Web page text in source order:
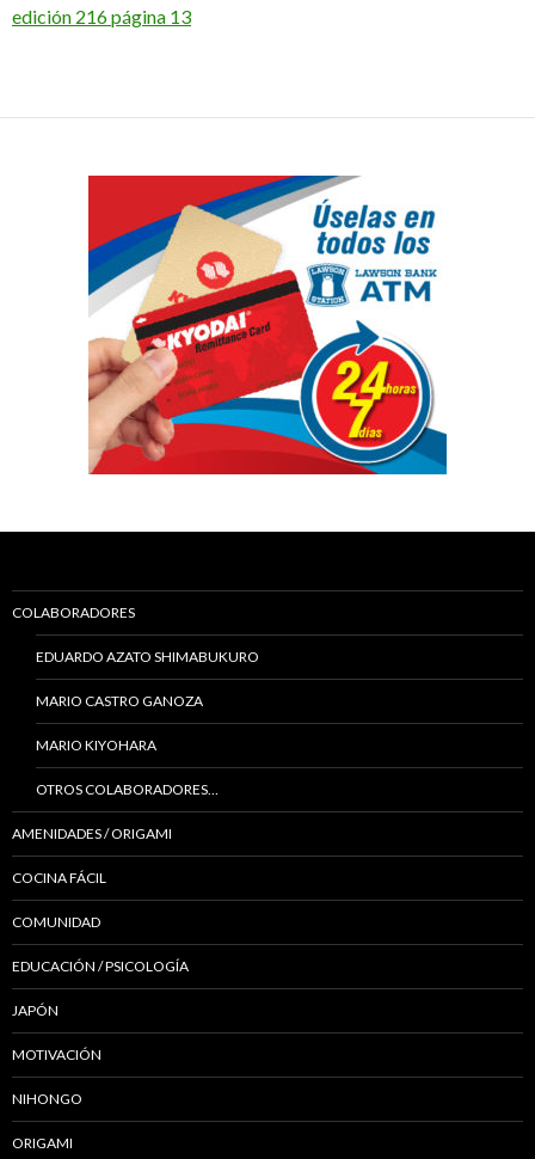
edición 216 página 13
COLABORADORES
EDUARDO AZATO SHIMABUKURO
MARIO CASTRO GANOZA
MARIO KIYOHARA
OTROS COLABORADORES…
AMENIDADES / ORIGAMI
COCINA FÁCIL
COMUNIDAD
EDUCACIÓN / PSICOLOGÍA
JAPÓN
MOTIVACIÓN
NIHONGO
ORIGAMI